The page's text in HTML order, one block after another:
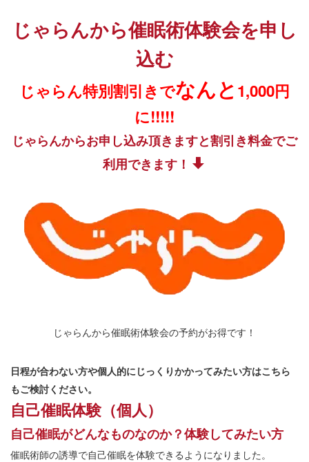
じゃらんから催眠術体験会を申し
込む
じゃらん特別割引きでなんと1,000円
に!!!!!
じゃらんからお申し込み頂きますと割引き料金でご
利用できます！
じゃらんから催眠術体験会の予約がお得です！
日程が合わない方や個人的にじっくりかかってみたい方はこちら
もご検討ください。
自己催眠体験（個人）
自己催眠がどんなものなのか？体験してみたい方
催眠術師の誘導で自己催眠を体験できるようになりました。